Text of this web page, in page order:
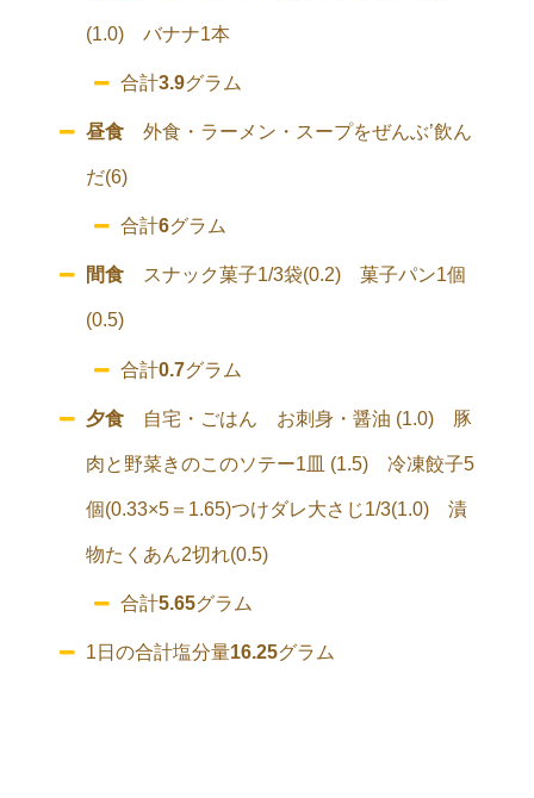
(1.0) バナナ1本
合計3.9グラム
昼食 外食・ラーメン・スープをぜんぶ’飲ん
だ(6)
合計6グラム
間食 スナック菓子1/3袋(0.2) 菓子パン1個
(0.5)
合計0.7グラム
夕食 自宅・ごはん お刺身・醤油 (1.0) 豚
肉と野菜きのこのソテー1皿 (1.5) 冷凍餃子5
個(0.33×5＝1.65)つけダレ大さじ1/3(1.0) 漬
物たくあん2切れ(0.5)
合計5.65グラム
1日の合計塩分量16.25グラム